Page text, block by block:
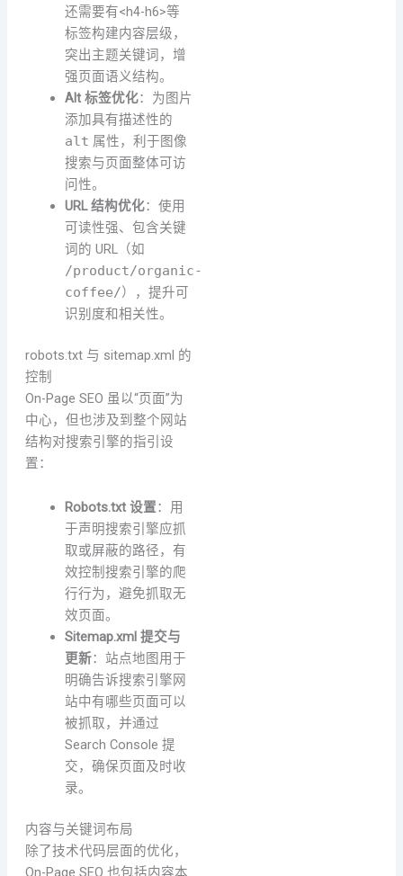
还需要有<h4-h6>等
标签构建内容层级，
突出主题关键词，增
强页面语义结构。
Alt 标签优化：为图片
添加具有描述性的
alt 属性，利于图像
搜索与页面整体可访
问性。
URL 结构优化：使用
可读性强、包含关键
词的 URL（如
/product/organic-
coffee/），提升可
识别度和相关性。
robots.txt 与 sitemap.xml 的
控制
On-Page SEO 虽以“页面”为
中心，但也涉及到整个网站
结构对搜索引擎的指引设
置：
Robots.txt 设置：用
于声明搜索引擎应抓
取或屏蔽的路径，有
效控制搜索引擎的爬
行行为，避免抓取无
效页面。
Sitemap.xml 提交与
更新：站点地图用于
明确告诉搜索引擎网
站中有哪些页面可以
被抓取，并通过
Search Console 提
交，确保页面及时收
录。
内容与关键词布局
除了技术代码层面的优化，
On-Page SEO 也包括内容本